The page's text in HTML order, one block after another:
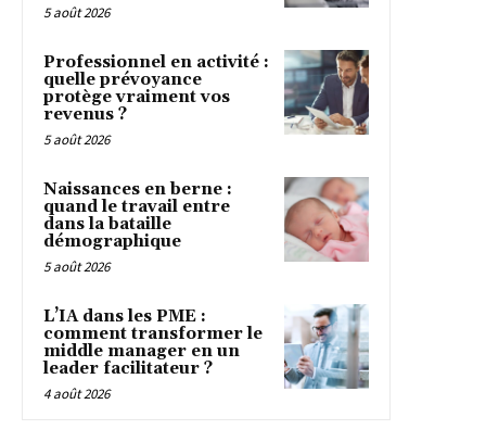
5 août 2026
Professionnel en activité :
quelle prévoyance
protège vraiment vos
revenus ?
5 août 2026
Naissances en berne :
quand le travail entre
dans la bataille
démographique
5 août 2026
L’IA dans les PME :
comment transformer le
middle manager en un
leader facilitateur ?
4 août 2026